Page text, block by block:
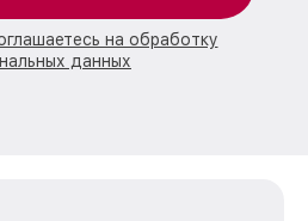
на обработку
данных